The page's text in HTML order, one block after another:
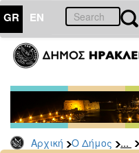
GR EN
Αρχική Ο Δήμος ...
ΔΗΜΟΣ
Διακηρύξεις
Δημοπρασίες
Αρχείο